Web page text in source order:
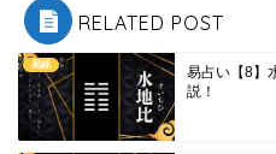
RELATED POST
易経
易占い【8】
説！